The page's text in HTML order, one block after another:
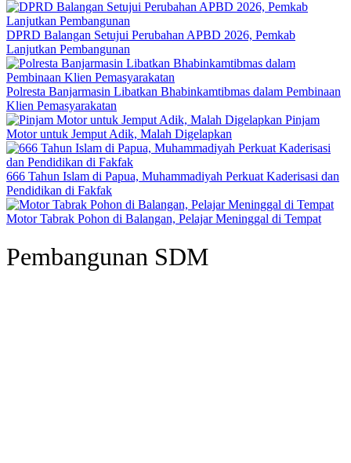
DPRD Balangan Setujui Perubahan APBD 2026, Pemkab
Lanjutkan Pembangunan
Polresta Banjarmasin Libatkan Bhabinkamtibmas dalam Pembinaan
Klien Pemasyarakatan
Pinjam
Motor untuk Jemput Adik, Malah Digelapkan
666 Tahun Islam di Papua, Muhammadiyah Perkuat Kaderisasi dan
Pendidikan di Fakfak
Motor Tabrak Pohon di Balangan, Pelajar Meninggal di Tempat
Pembangunan SDM